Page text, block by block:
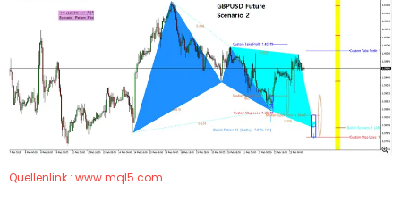
Quellenlink : www.mql5.com